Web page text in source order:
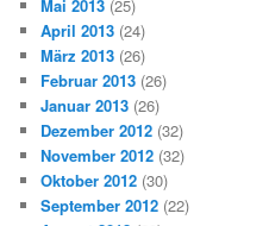
Mai 2013 (25)
April 2013 (24)
März 2013 (26)
Februar 2013 (26)
Januar 2013 (26)
Dezember 2012 (32)
November 2012 (32)
Oktober 2012 (30)
September 2012 (22)